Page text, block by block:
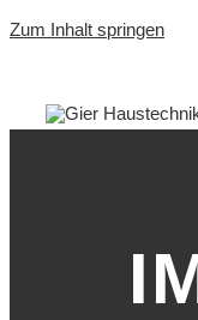
Zum Inhalt springen